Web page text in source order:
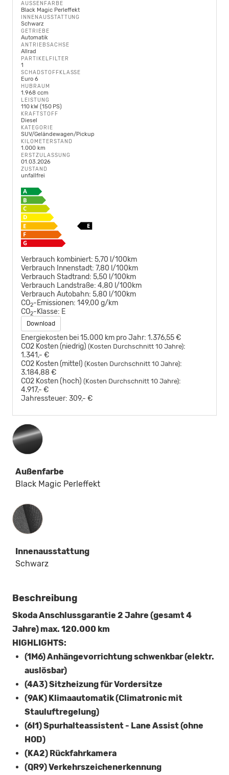
AUSSENFARBE
Black Magic Perleffekt
INNENAUSSTATTUNG
Schwarz
GETRIEBE
Automatik
ANTRIEBSACHSE
Allrad
PARTIKELFILTER
1
SCHADSTOFFKLASSE
Euro 6
HUBRAUM
1.968 ccm
LEISTUNG
110 kW (150 PS)
KRAFTSTOFF
Diesel
KATEGORIE
SUV/Geländewagen/Pickup
KILOMETERSTAND
1.000 km
ERSTZULASSUNG
01.03.2026
ZUSTAND
unfallfrei
Verbrauch kombiniert: 5,70 l/100km
Verbrauch Innenstadt: 7,80 l/100km
Verbrauch Stadtrand: 5,50 l/100km
Verbrauch Landstraße: 4,80 l/100km
Verbrauch Autobahn: 5,80 l/100km
CO2-Emissionen: 149,00 g/km
CO2-Klasse: E
Download
Energiekosten bei 15.000 km pro Jahr: 1.376,55 €
CO2 Kosten (niedrig) (Kosten Durchschnitt 10 Jahre):
1.341,- €
CO2 Kosten (mittel) (Kosten Durchschnitt 10 Jahre):
3.184,88 €
CO2 Kosten (hoch) (Kosten Durchschnitt 10 Jahre):
4.917,- €
Jahressteuer: 309,- €
Außenfarbe
Black Magic Perleffekt
Innenausstattung
Innenausstattung
Schwarz
Beschreibung
Skoda Anschlussgarantie 2 Jahre (gesamt 4
Jahre) max. 120.000 km
HIGHLIGHTS:
(1M6) Anhängevorrichtung schwenkbar (elektr.
auslösbar)
(4A3) Sitzheizung für Vordersitze
(9AK) Klimaautomatik (Climatronic mit
Stauluftregelung)
(6I1) Spurhalteassistent - Lane Assist (ohne
HOD)
(KA2) Rückfahrkamera
(QR9) Verkehrszeichenerkennung